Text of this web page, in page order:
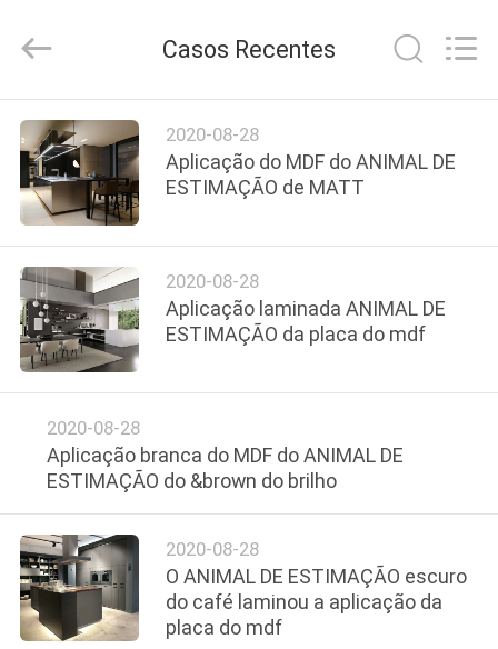
CASA
PRODUTOS
SOBRE
NÓS
EXCURSÃO
FÁBRICA
CONTACTE-
NOS
NOTÍCIA
Setting
Decorating
All
Rights
Reserved.
Casos Recentes
2020-08-28
Aplicação do MDF do ANIMAL DE
ESTIMAÇÃO de MATT
2020-08-28
Aplicação laminada ANIMAL DE
ESTIMAÇÃO da placa do mdf
2020-08-28
Aplicação branca do MDF do ANIMAL DE
ESTIMAÇÃO do &brown do brilho
2020-08-28
O ANIMAL DE ESTIMAÇÃO escuro
do café laminou a aplicação da
placa do mdf